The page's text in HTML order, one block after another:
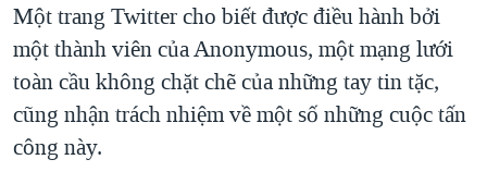
Một trang Twitter cho biết được điều hành bởi
một thành viên của Anonymous, một mạng lưới
toàn cầu không chặt chẽ của những tay tin tặc,
cũng nhận trách nhiệm về một số những cuộc tấn
công này.